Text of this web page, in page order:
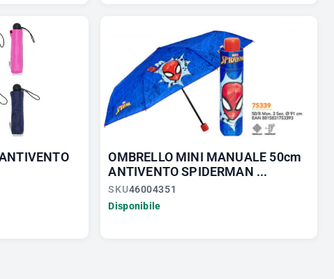
OMBRELLO MINI MANUALE 50cm
ANTIVENTO SPIDERMAN ...
SKU46004351
Disponibile